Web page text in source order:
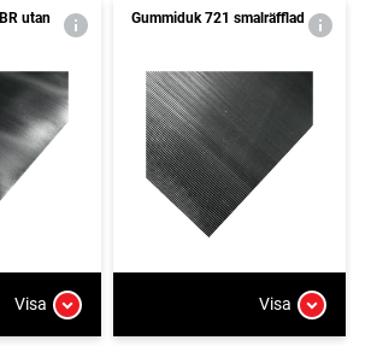
utan
Visa
Gummiduk 721 smalräfflad
Visa